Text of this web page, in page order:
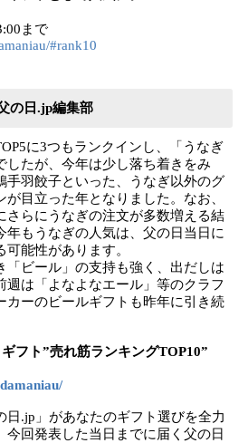
まで
#rank10
の日.jp編集部
に3つもランクインし、「うなぎ
したが、今年は少し落ち着きをみ
手羽餃子といった、うなぎ以外のグ
目立った年となりました。なお、
さらにうなぎの注文が多数増える結
年もうなぎの人気は、父の日当日に
能性があります。
ビール」の支持も強く、出だしは
週は「よなよなエール」等のクラフ
カーのビールギフトも昨年に引き続
フト”売れ筋ランキングTOP10”
.jp」があなたのギフト選びを全力
今回発表した当日までに届く父の日